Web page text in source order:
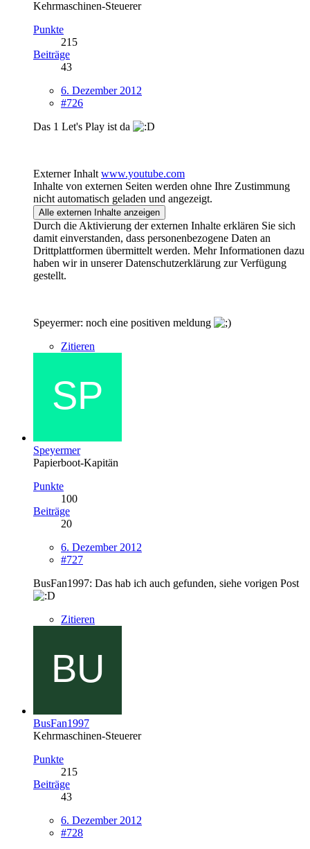
Kehrmaschinen-Steuerer
Punkte
215
Beiträge
43
6. Dezember 2012
#726
Das 1 Let's Play ist da
Externer Inhalt www.youtube.com
Inhalte von externen Seiten werden ohne Ihre Zustimmung
nicht automatisch geladen und angezeigt.
Alle externen Inhalte anzeigen
Durch die Aktivierung der externen Inhalte erklären Sie sich
damit einverstanden, dass personenbezogene Daten an
Drittplattformen übermittelt werden. Mehr Informationen dazu
haben wir in unserer Datenschutzerklärung zur Verfügung
gestellt.
Speyermer: noch eine positiven meldung
Zitieren
Speyermer
Papierboot-Kapitän
Punkte
100
Beiträge
20
6. Dezember 2012
#727
BusFan1997: Das hab ich auch gefunden, siehe vorigen Post
Zitieren
BusFan1997
Kehrmaschinen-Steuerer
Punkte
215
Beiträge
43
6. Dezember 2012
#728